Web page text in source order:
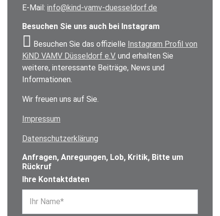
E-Mail: info@kind-vamv-duesseldorf.de
Besuchen Sie uns auch bei Instagram
Besuchen Sie das offizielle Instagram Profil von
KiND VAMV Düsseldorf e.V. und erhalten Sie
weitere, interessante Beiträge, News und
Informationen.
Wir freuen uns auf Sie.
Impressum
Datenschutzerklärung
Anfragen, Anregungen, Lob, Kritik, Bitte um
Rückruf
Ihre Kontaktdaten
Ihr Name*